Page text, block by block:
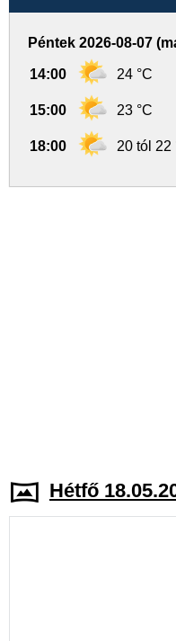
Péntek 2026-08-07
14:00 24 °C
15:00 23 °C
18:00 20 tól 22
Hétfő